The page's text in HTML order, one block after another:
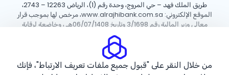
طريق الملك فهد – حي المروج، وحدة رقم (1)، الرياض 12263 – 2743،
الموقع الإلكتروني: www.alrajhibank.com.sa، مرخص لها بموجب قرار
معالي وزير المالية رقم 3/1698 وتاريخ 06/07/1408هـ ، وخاضعة لرقابة
وإشراف البنك المركزي السعودي.
سياسة ملفات تعريف الارتباطسياسة الخصوصية الأحكام والشروط
من خلال النقر على "قبول جميع ملفات تعريف الارتباط"، فإنك